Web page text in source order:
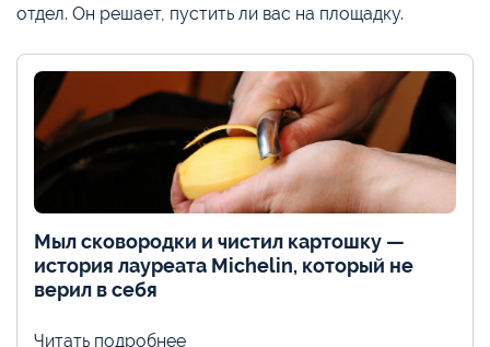
отдел. Он решает, пустить ли вас на площадку.
Мыл сковородки и чистил картошку —
история лауреата Michelin, который не
верил в себя
Читать подробнее